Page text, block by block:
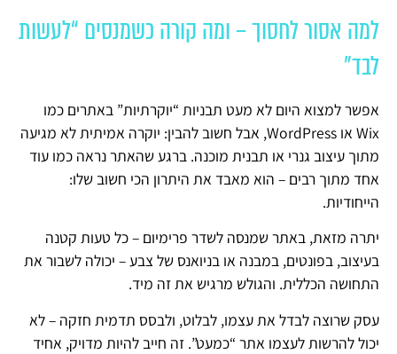
למה אסור לחסוך – ומה קורה כשמנסים “לעשות
לבד”
אפשר למצוא היום לא מעט תבניות “יוקרתיות” באתרים כמו
Wix או WordPress, אבל חשוב להבין: יוקרה אמיתית לא מגיעה
מתוך עיצוב גנרי או תבנית מוכנה. ברגע שהאתר נראה כמו עוד
אחד מתוך רבים – הוא מאבד את היתרון הכי חשוב שלו:
הייחודיות.
יתרה מזאת, באתר שמנסה לשדר פרימיום – כל טעות קטנה
בעיצוב, בפונטים, במבנה או בניואנס של צבע – יכולה לשבור את
התחושה הכללית. והגולש מרגיש את זה מיד.
עסק שרוצה לבדל את עצמו, לבלוט, ולבסס תדמית חזקה – לא
יכול להרשות לעצמו אתר “כמעט”. זה חייב להיות מדויק, אחיד